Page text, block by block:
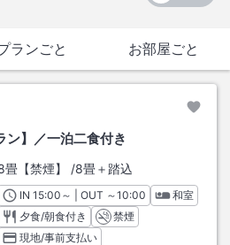
ランごと お部屋ごと
ン】／一泊二食付き
【禁煙】 /8畳＋踏込
INチェックイン
15:00 ～ | OUT チェックアウト
～10:00
和室
夕食/朝食付き
禁煙
現地/事前支払い